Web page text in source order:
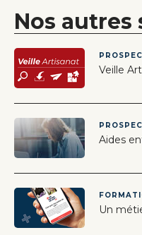
Nos autres
Veille
Aides
Un